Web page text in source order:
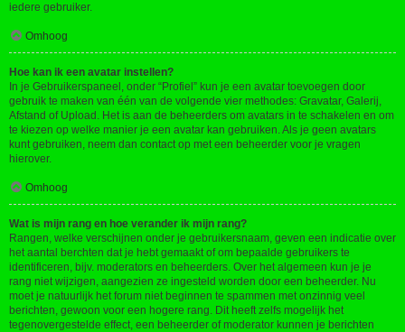
iedere gebruiker.
Omhoog
Hoe kan ik een avatar instellen?
In je Gebruikerspaneel, onder “Profiel” kun je een avatar toevoegen door
gebruik te maken van één van de volgende vier methodes: Gravatar, Galerij,
Afstand of Upload. Het is aan de beheerders om avatars in te schakelen en om
te kiezen op welke manier je een avatar kan gebruiken. Als je geen avatars
kunt gebruiken, neem dan contact op met een beheerder voor je vragen
hierover.
Omhoog
Wat is mijn rang en hoe verander ik mijn rang?
Rangen, welke verschijnen onder je gebruikersnaam, geven een indicatie over
het aantal berchten dat je hebt gemaakt of om bepaalde gebruikers te
identificeren, bijv. moderators en beheerders. Over het algemeen kun je je
rang niet wijzigen, aangezien ze ingesteld worden door een beheerder. Nu
moet je natuurlijk het forum niet beginnen te spammen met onzinnig veel
berichten, gewoon voor een hogere rang. Dit heeft zelfs mogelijk het
tegenovergestelde effect, een beheerder of moderator kunnen je berichten